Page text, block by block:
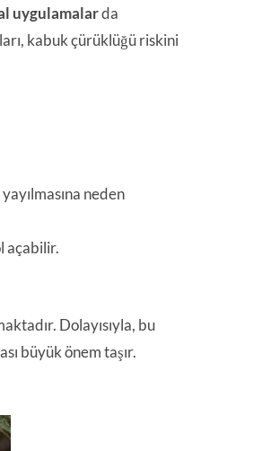
uygulamalarda
kabuk çürüklüğü riskini
neden
açabilir.
Dolayısıyla, bu
büyük önem taşır.